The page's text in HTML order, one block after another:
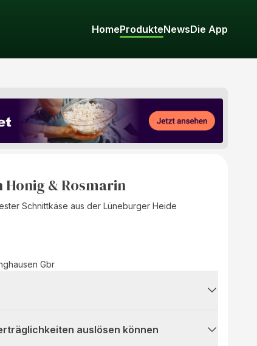
HomeProdukteNewsDie App
& Rosmarin
Schnittkäse aus der Lüneburger Heide
Gbr
auslösen können